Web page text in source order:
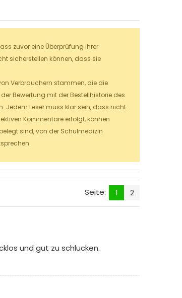
zuvor eine Überprüfung ihrer
sicherstellen können, dass sie
Verbrauchern stammen, die die
Bewertung mit der Bestellhistorie des
Jedem Leser muss klar sein, dass nicht
Kommentare erfolgt, können
sind, von der Schulmedizin
Seite: 1 2
und gut zu schlucken.